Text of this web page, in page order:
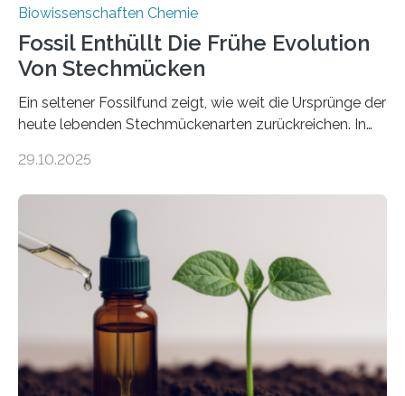
Biowissenschaften Chemie
Fossil Enthüllt Die Frühe Evolution
Von Stechmücken
Ein seltener Fossilfund zeigt, wie weit die Ursprünge der
heute lebenden Stechmückenarten zurückreichen. In
Forschende die bisher älteste bekannte Stechmücken-
Region Kachin in Myanmar und hat sich in
ausgezeichnetem Zustand erhalten. Es konnte als neue
Art einer neuen Gattung beschrieben werden und trägt
nun den Namen Cretosabethes primaevus. Dieser erste
fossile Nachweis einer Stechmückenlarve in Bernstein
stellt gleichzeitig den ersten Fossilfund einer
Mückenlarve aus dem Mesozoikum dar, denn…
29.10.2025